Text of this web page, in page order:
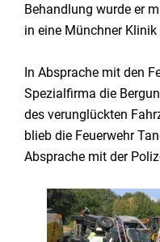
Behandlung wurde er
in eine Münchner Klinik
In Absprache mit den
Spezialfirma die
des verunglückten
blieb die Feuerwehr
Absprache mit der